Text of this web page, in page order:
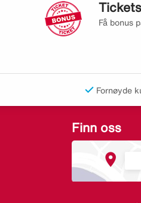
Få bonus
Fornøyde
Finn oss